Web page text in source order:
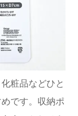
粧品などひと
です。収納ポ